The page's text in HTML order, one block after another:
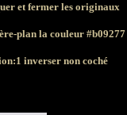
et fermer les originaux
plan la couleur #b09277
inverser non coché